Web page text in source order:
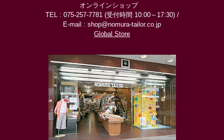
オンラインショップ
TEL : 075-257-7781 (受付時間 10:00～17:30) /
E-mail : shop@nomura-tailor.co.jp
Global Store